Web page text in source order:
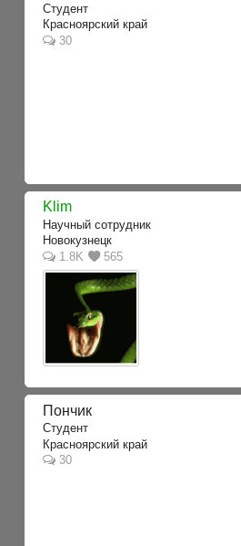
Студент
Красноярский край
30
Klim
Научный сотрудник
Новокузнецк
1.8K
565
Пончик
Студент
Красноярский край
30